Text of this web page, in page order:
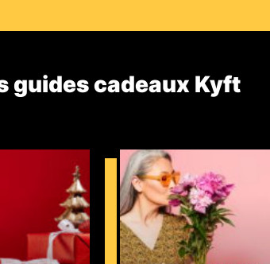
guides cadeaux Kyft​